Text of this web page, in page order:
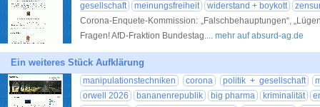
gesellschaft
meinungsfreiheit widerstand + boykott
Corona-Enquete-Kommission: „Falschbehauptungen“,
Fragen! AfD-Fraktion Bundestag.... mehr auf absurd-ag.de
Ein weiteres Stück Aufklärung
manipulationstechniken corona politik + gesellschaft
orwell 2026
bananenrepublik big pharma kriminalität